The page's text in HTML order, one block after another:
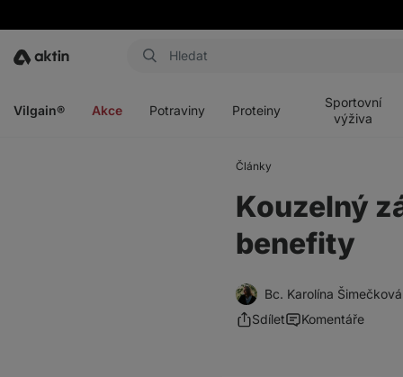
Aktin
Vilgain® Akce Potraviny Proteiny
Sportovní
výživa
Články
Kouzelný
benefity
Bc. Karolína Šimečková
Sdílet
Komentáře